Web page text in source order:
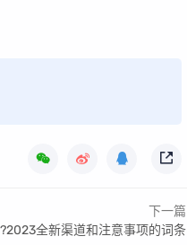
下一篇
全新渠道和注意事项的词条